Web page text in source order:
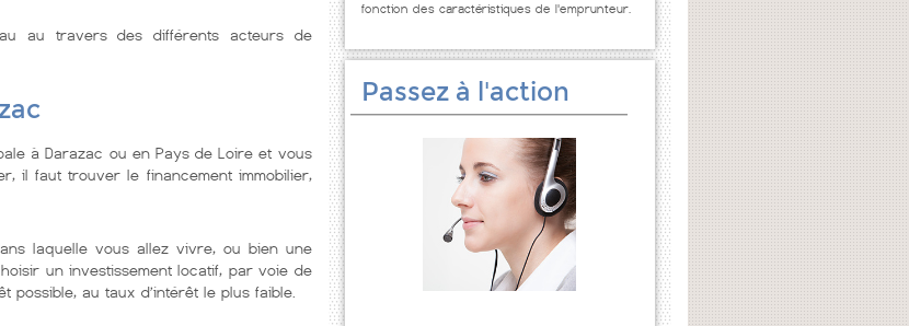
au travers des différents acteurs de
à Darazac ou en Pays de Loire et vous
il faut trouver le financement immobilier,
laquelle vous allez vivre, ou bien une
un investissement locatif, par voie de
au taux d’intérêt le plus faible.
fonction des caractéristiques de l'emprunteur.
Passez à l'action